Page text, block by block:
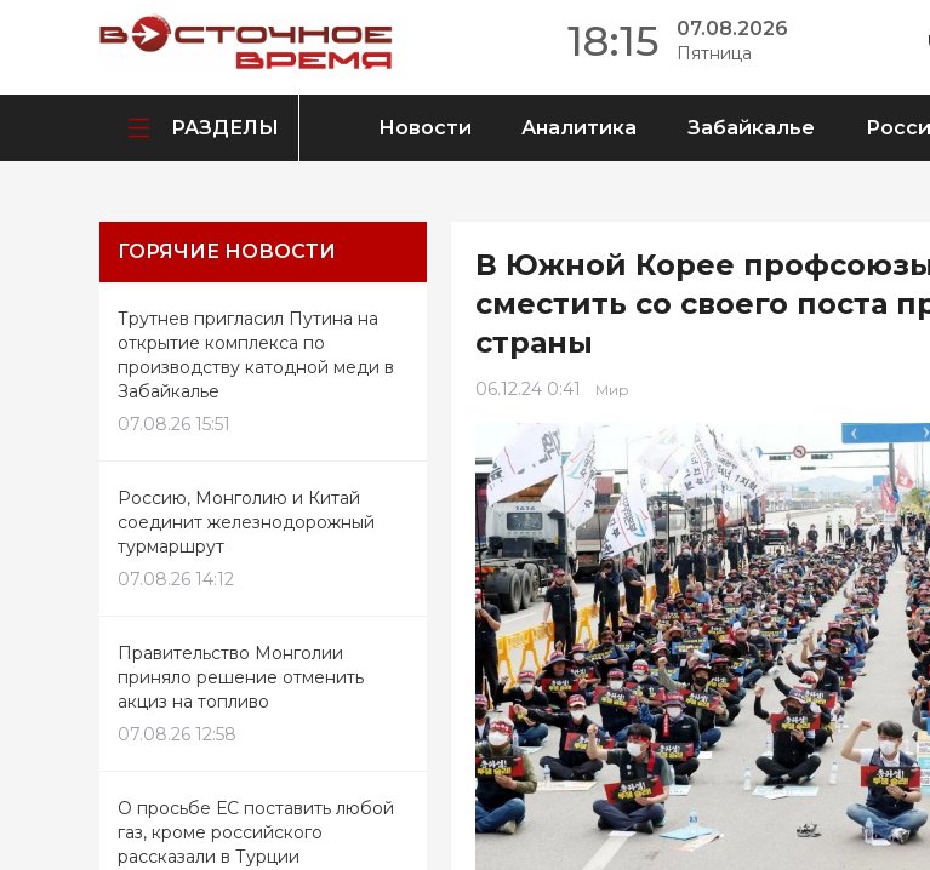
18:15 07.08.2026
Пятница
РАЗДЕЛЫ Новости Аналитика Забайкалье
ГОРЯЧИЕ НОВОСТИ
Трутнев пригласил Путина на
открытие комплекса по
производству катодной меди в
Забайкалье
07.08.26 15:51
Россию, Монголию и Китай
соединит железнодорожный
турмаршрут
07.08.26 14:12
Правительство Монголии
приняло решение отменить
акциз на топливо
07.08.26 12:58
О просьбе ЕС поставить любой
газ, кроме российского
рассказали в Турции
В Южной Корее
сместить со своего поста
страны
06.12.24 0:41 Мир